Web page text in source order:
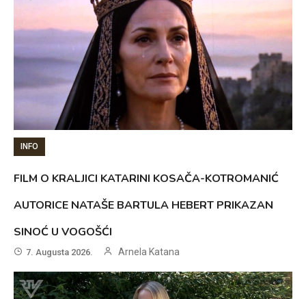
INFO
FILM O KRALJICI KATARINI KOSAČA-KOTROMANIĆ
AUTORICE NATAŠE BARTULA HEBERT PRIKAZAN
SINOĆ U VOGOŠĆI
7. Augusta 2026. Arnela Katana